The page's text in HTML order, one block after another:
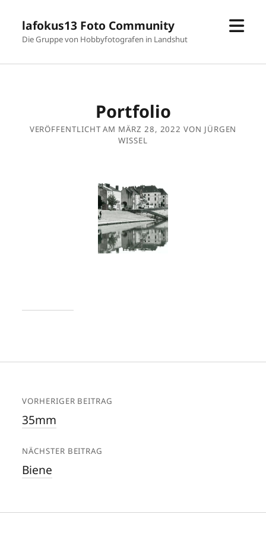
lafokus13 Foto Community
Die Gruppe von Hobbyfotografen in Landshut
Portfolio
VERÖFFENTLICHT AM MÄRZ 28, 2022 VON JÜRGEN
WISSEL
VORHERIGER BEITRAG
35mm
NÄCHSTER BEITRAG
Biene